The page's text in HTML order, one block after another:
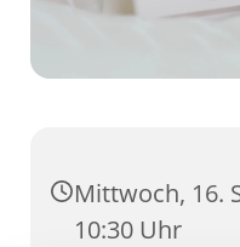
Mittwoch, 16.
10:30 Uhr